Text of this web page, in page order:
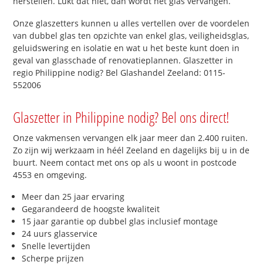
Onze glaszetters kunnen u alles vertellen over de voordelen
van dubbel glas ten opzichte van enkel glas, veiligheidsglas,
geluidswering en isolatie en wat u het beste kunt doen in
geval van glasschade of renovatieplannen. Glaszetter in
regio Philippine nodig? Bel Glashandel Zeeland: 0115-
552006
Glaszetter in Philippine nodig? Bel ons direct!
Onze vakmensen vervangen elk jaar meer dan 2.400 ruiten.
Zo zijn wij werkzaam in héél Zeeland en dagelijks bij u in de
buurt. Neem contact met ons op als u woont in postcode
4553 en omgeving.
Meer dan 25 jaar ervaring
Gegarandeerd de hoogste kwaliteit
15 jaar garantie op dubbel glas inclusief montage
24 uurs glasservice
Snelle levertijden
Scherpe prijzen